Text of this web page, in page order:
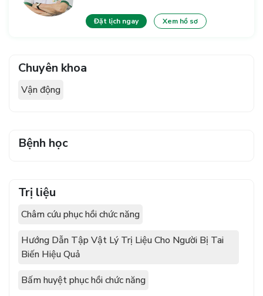
Đặt lịch ngay Xem hồ sơ
Chuyên khoa
Vận động
Bệnh học
Trị liệu
Châm cứu phục hồi chức năng
Hướng Dẫn Tập Vật Lý Trị Liệu Cho Người Bị Tai
Biến Hiệu Quả
Bấm huyệt phục hồi chức năng